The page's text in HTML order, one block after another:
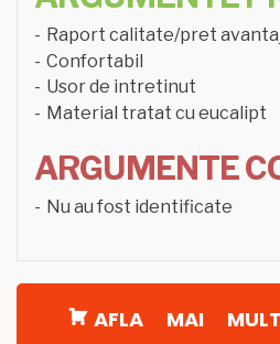
Raport calitate/pret
Confortabil
Usor de intretinut
Material tratat cu eucalipt
ARGUMENTE
Nu au fost identificate
AFLA MAI